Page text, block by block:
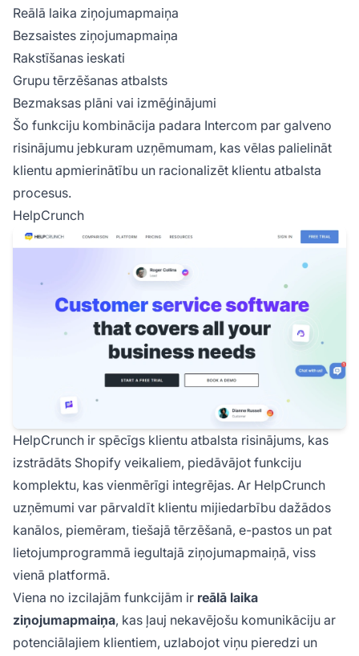
Reālā laika ziņojumapmaiņa
Bezsaistes ziņojumapmaiņa
Rakstīšanas ieskati
Grupu tērzēšanas atbalsts
Bezmaksas plāni vai izmēģinājumi
Šo funkciju kombinācija padara Intercom par galveno
risinājumu jebkuram uzņēmumam, kas vēlas palielināt
klientu apmierinātību un racionalizēt klientu atbalsta
procesus.
HelpCrunch
HelpCrunch ir spēcīgs klientu atbalsta risinājums, kas
izstrādāts Shopify veikaliem, piedāvājot funkciju
komplektu, kas vienmērīgi integrējas. Ar HelpCrunch
uzņēmumi var pārvaldīt klientu mijiedarbību dažādos
kanālos, piemēram, tiešajā tērzēšanā, e-pastos un pat
lietojumprogrammā iegultajā ziņojumapmaiņā, viss
vienā platformā.
Viena no izcilajām funkcijām ir reālā laika
ziņojumapmaiņa, kas ļauj nekavējošu komunikāciju ar
potenciālajiem klientiem, uzlabojot viņu pieredzi un